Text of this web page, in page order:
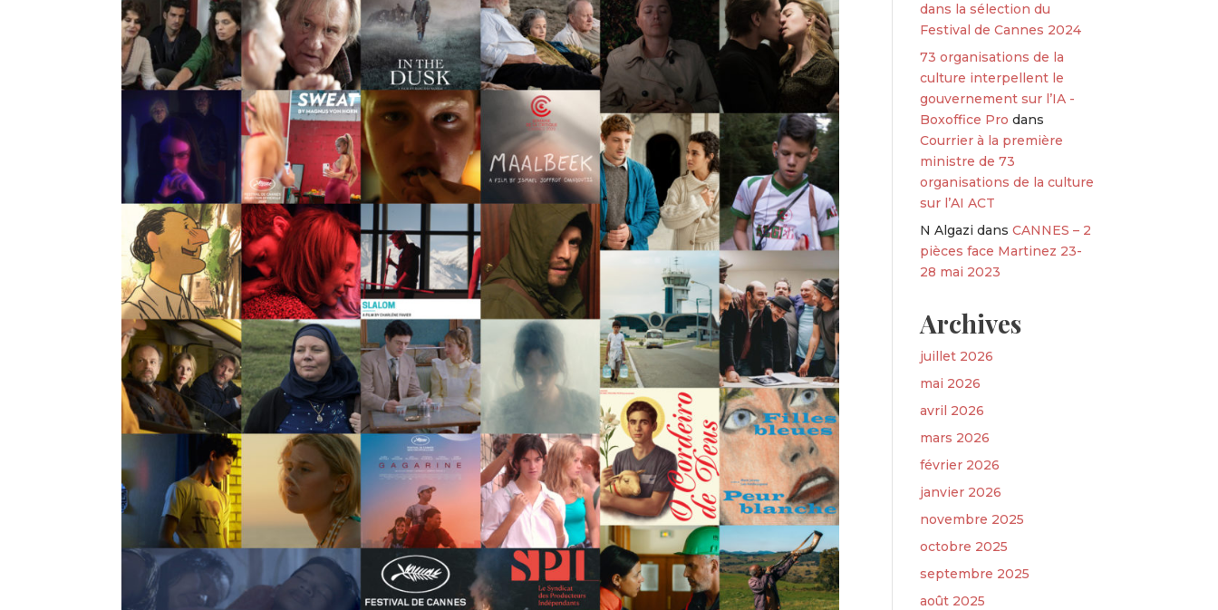
dans la sélection du
Festival de Cannes 2024
73 organisations de la
culture interpellent le
gouvernement sur l’IA -
Boxoffice Pro dans
Courrier à la première
ministre de 73
organisations de la culture
sur l’AI ACT
N Algazi dansCANNES – 2
pièces face Martinez 23-
28 mai 2023
Archives
juillet 2026
mai 2026
avril 2026
mars 2026
février 2026
janvier 2026
novembre 2025
octobre 2025
septembre 2025
août 2025